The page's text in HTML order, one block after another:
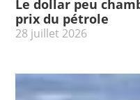
Le dollar peu
prix du pétrole
28 juillet 2026